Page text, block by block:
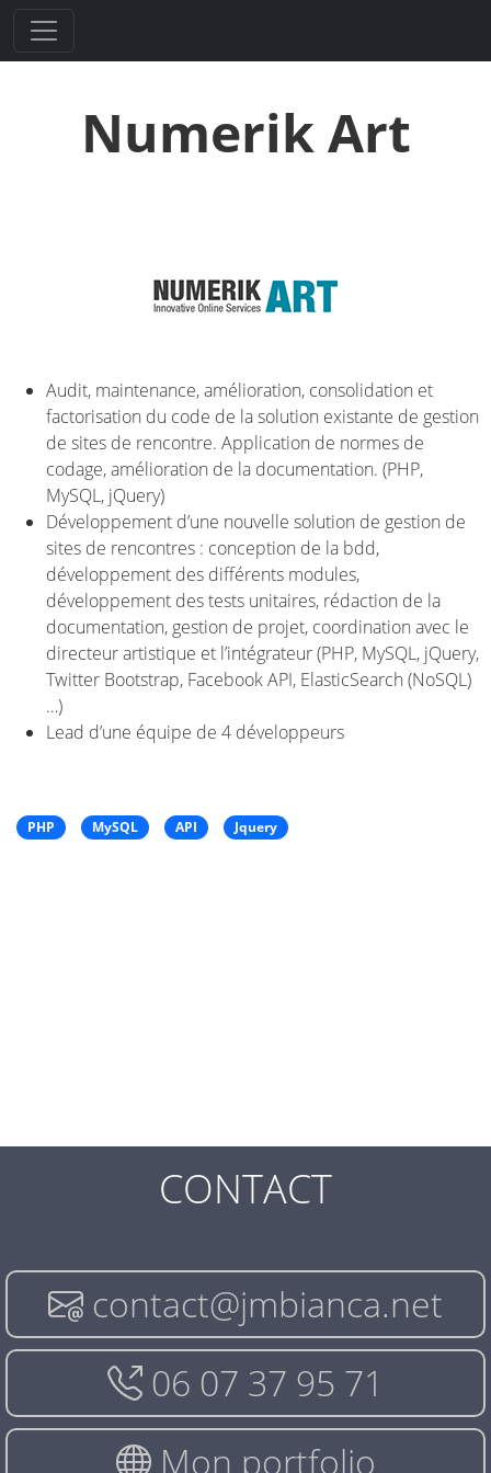
Numerik Art
Audit, maintenance, amélioration, consolidation et
factorisation du code de la solution existante de gestion
de sites de rencontre. Application de normes de
codage, amélioration de la documentation. (PHP,
MySQL, jQuery)
Développement d’une nouvelle solution de gestion de
sites de rencontres : conception de la bdd,
développement des différents modules,
développement des tests unitaires, rédaction de la
documentation, gestion de projet, coordination avec le
directeur artistique et l’intégrateur (PHP, MySQL, jQuery,
Twitter Bootstrap, Facebook API, ElasticSearch (NoSQL)
…)
Lead d’une équipe de 4 développeurs
PHP MySQL API Jquery
CONTACT
contact@jmbianca.net
06 07 37 95 71
Mon portfolio